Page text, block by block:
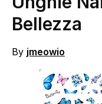
Bellezza
By jmeowio